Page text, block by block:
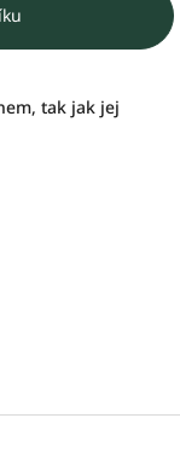
tak jak jej